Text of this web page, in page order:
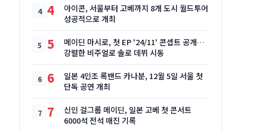
4
아이콘, 서울부터 고베까지 8개 도시 월드투어
성공적으로 개최
5
메이딘 마시로, 첫 EP '24/11' 콘셉트 공개…
강렬한 비주얼로 솔로 데뷔 시동
6
일본 4인조 록밴드 카나분, 12월 5일 서울 첫
단독 공연 개최
7
신인 걸그룹 메이딘, 일본 고베 첫 콘서트
6000석 전석 매진 기록